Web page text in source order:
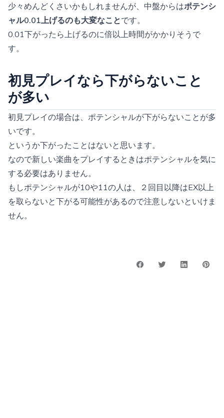
少々めんどくさいかもしれませんが、中盤からはポテンシ
ャル0.01上げるのも大変なことです。
0.01下がったら上げるのに倍以上時間がかかりそうで
す。
初見プレイなら下がらないこと
が多い
初見プレイの場合は、ポテンシャルが下がらないことが多
いです。
というか下がったことはないと思います。
なので新しい楽曲をプレイするときはポテンシャルを気に
する必要はありません。
もしポテンシャルが10や11の人は、２回目以降はEX以上
を取らないと下がる可能性があるので注意しないといけま
せん。